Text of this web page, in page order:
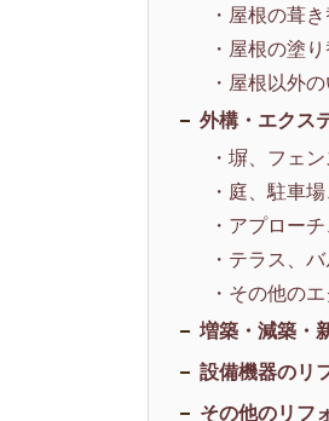
・屋根の葺
・屋根の塗
・屋根以外
外構・エクス
・塀、フェ
・庭、駐車
・アプロー
・テラス、
・その他の
増築・減築・
設備機器のリ
その他のリフ